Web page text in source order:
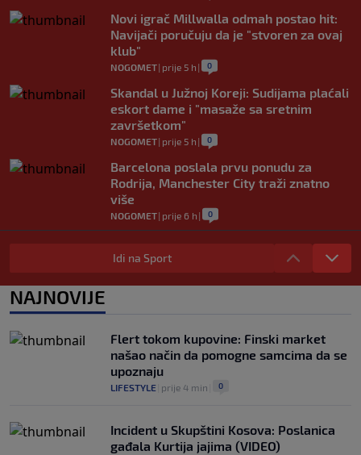
Novi igrač Millwalla odmah postao hit:
Navijači poručuju da je "stvoren za ovaj
klub"
NOGOMET| prije 5 h | 0
Skandal u Južnoj Koreji: Sudijama plaćali
eskort dame i "masaže sa sretnim
završetkom"
NOGOMET| prije 5 h | 0
Barcelona poslala prvu ponudu za
Rodrija, Manchester City traži znatno
više
NOGOMET| prije 6 h | 0
Dalić će postati najskuplji hrvatski
trener u historiji i jedan od najplaćenijih
0
ljubav: Njihova priča ponovo postala
viralna
0
Idi na Sport
NAJNOVIJE
Flert tokom kupovine: Finski market
našao način da pomogne samcima da se
upoznaju
LIFESTYLE prije 4 min 0
Incident u Skupštini Kosova: Poslanica
gađala Kurtija jajima (VIDEO)